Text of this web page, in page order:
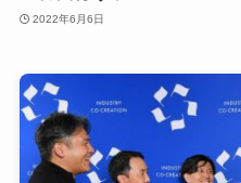
2022年6月6日